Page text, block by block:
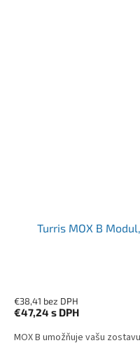
Turris MOX B
€38,41 bez DPH
€47,24 s DPH
MOX B umožňuje vašu